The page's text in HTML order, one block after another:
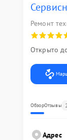
Ремонт
Открыто
ОбзорОтзывы
Адрес